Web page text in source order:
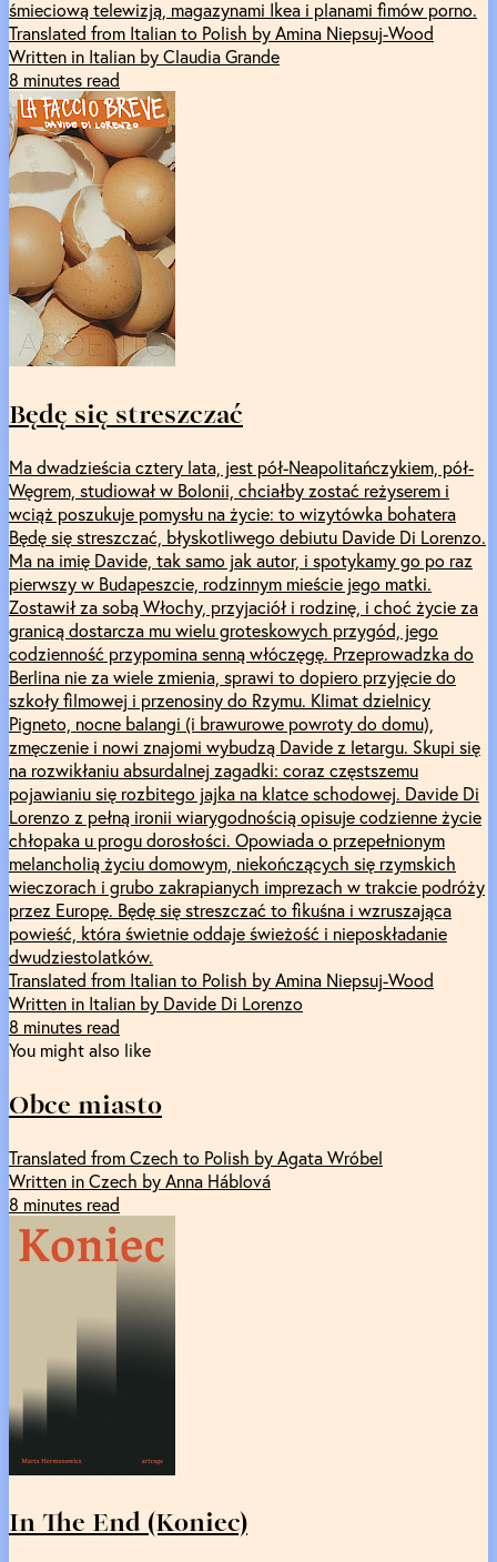
śmieciową telewizją, magazynami Ikea i planami fimów porno.
Translated from Italian to Polish by Amina Niepsuj-Wood
Written in Italian by Claudia Grande
8 minutes read
Będę się streszczać
Ma dwadzieścia cztery lata, jest pół-Neapolitańczykiem, pół-
Węgrem, studiował w Bolonii, chciałby zostać reżyserem i
wciąż poszukuje pomysłu na życie: to wizytówka bohatera
Będę się streszczać, błyskotliwego debiutu Davide Di Lorenzo.
Ma na imię Davide, tak samo jak autor, i spotykamy go po raz
pierwszy w Budapeszcie, rodzinnym mieście jego matki.
Zostawił za sobą Włochy, przyjaciół i rodzinę, i choć życie za
granicą dostarcza mu wielu groteskowych przygód, jego
codzienność przypomina senną włóczęgę. Przeprowadzka do
Berlina nie za wiele zmienia, sprawi to dopiero przyjęcie do
szkoły filmowej i przenosiny do Rzymu. Klimat dzielnicy
Pigneto, nocne balangi (i brawurowe powroty do domu),
zmęczenie i nowi znajomi wybudzą Davide z letargu. Skupi się
na rozwikłaniu absurdalnej zagadki: coraz częstszemu
pojawianiu się rozbitego jajka na klatce schodowej. Davide Di
Lorenzo z pełną ironii wiarygodnością opisuje codzienne życie
chłopaka u progu dorosłości. Opowiada o przepełnionym
melancholią życiu domowym, niekończących się rzymskich
wieczorach i grubo zakrapianych imprezach w trakcie podróży
przez Europę. Będę się streszczać to fikuśna i wzruszająca
powieść, która świetnie oddaje świeżość i nieposkładanie
dwudziestolatków.
Translated from Italian to Polish by Amina Niepsuj-Wood
Written in Italian by Davide Di Lorenzo
8 minutes read
You might also like
Obce miasto
Translated from Czech to Polish by Agata Wróbel
Written in Czech by Anna Háblová
8 minutes read
In The End (Koniec)